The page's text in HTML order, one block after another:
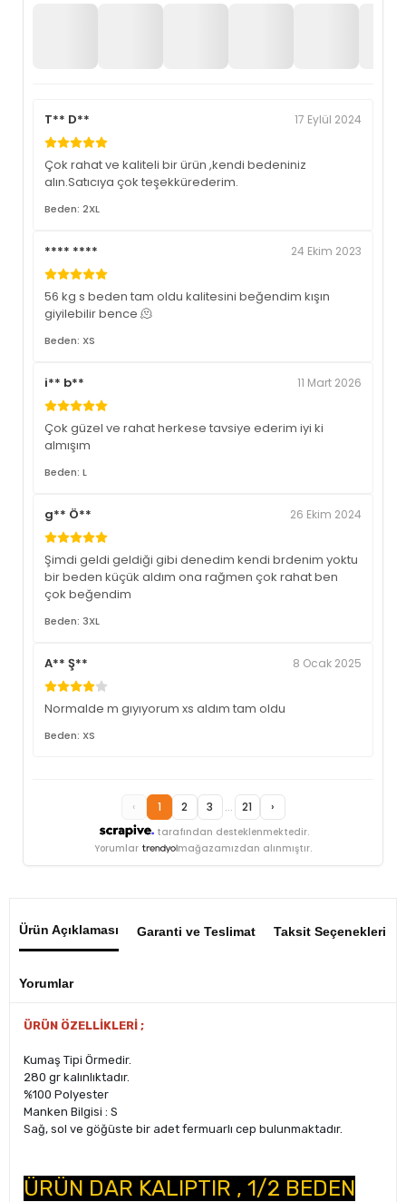
T** D** 17 Eylül 2024
Çok rahat ve kaliteli bir ürün ,kendi bedeniniz
alın.Satıcıya çok teşekkürederim.
Beden: 2XL
**** **** 24 Ekim 2023
56 kg s beden tam oldu kalitesini beğendim kışın
giyilebilir bence 🫠
Beden: XS
i** b** 11 Mart 2026
Çok güzel ve rahat herkese tavsiye ederim iyi ki
almışım
Beden: L
g** Ö** 26 Ekim 2024
Şimdi geldi geldiği gibi denedim kendi brdenim yoktu
bir beden küçük aldım ona rağmen çok rahat ben
çok beğendim
Beden: 3XL
A** Ş** 8 Ocak 2025
Normalde m gıyıyorum xs aldım tam oldu
Beden: XS
tarafından desteklenmektedir.
‹ 1 2 3 ... 21 ›
Yorumlar mağazamızdan alınmıştır.
Ürün Açıklaması Garanti ve Teslimat Taksit Seçenekleri
Yorumlar
ÜRÜN ÖZELLİKLERİ ;
Kumaş Tipi Örmedir.
280 gr kalınlıktadır.
%100 Polyester
Manken Bilgisi : S
Sağ, sol ve göğüste bir adet fermuarlı cep bulunmaktadır.
ÜRÜN DAR KALIPTIR , 1/2 BEDEN